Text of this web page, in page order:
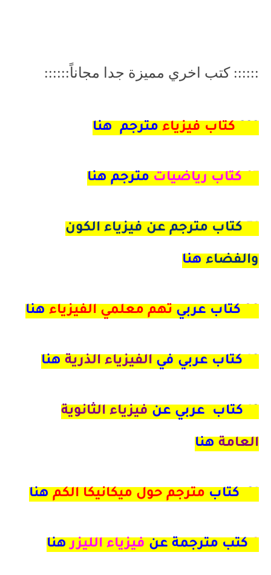
:::::: كتب اخري مميزة جدا مجاناً::::::
كتاب فيزياء مترجم هنا
كتاب رياضيات مترجم هنا
كتاب مترجم عن فيزياء الكون
والفضاء هنا
كتاب عربي تهم معلمي الفيزياء هنا
الفيزياء الذرية هنا
كتاب عربي عن فيزياء الثانوية
العامة هنا
مترجم حول ميكانيكا الكم هنا
كتب مترجمة عن فيزياء الليزرهنا